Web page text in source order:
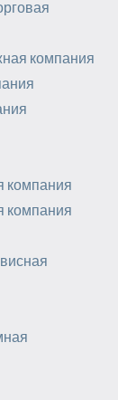
компания
компания
компания